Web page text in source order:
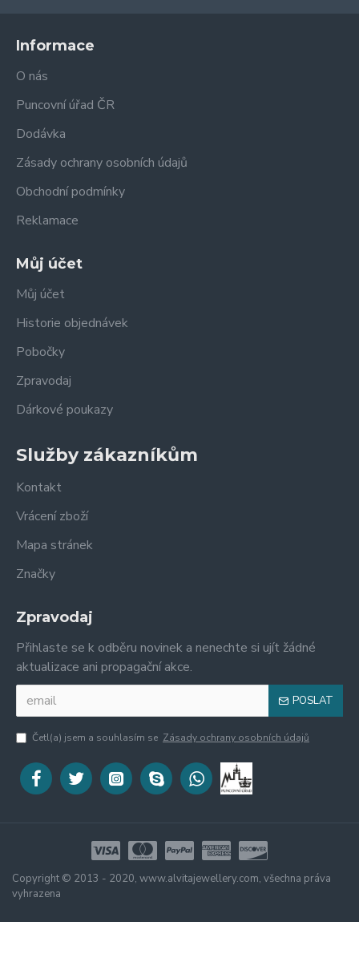
Informace
O nás
Puncovní úřad ČR
Dodávka
Zásady ochrany osobních údajů
Obchodní podmínky
Reklamace
Můj účet
Můj účet
Historie objednávek
Pobočky
Zpravodaj
Dárkové poukazy
Služby zákazníkům
Kontakt
Vrácení zboží
Mapa stránek
Značky
Zpravodaj
Přihlaste se k odběru novinek a nenechte si ujít žádné
aktualizace ani propagační akce.
POSLAT
Četl(a) jsem a souhlasím se Zásady ochrany osobních údajů
Copyright © 2013 - 2020, www.alvitajewellery.com, všechna práva
vyhrazena